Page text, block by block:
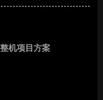
机项目方案